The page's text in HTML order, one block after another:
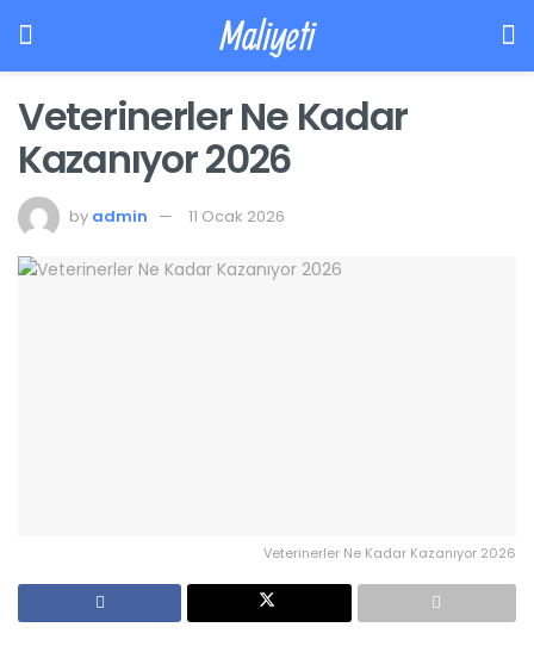
Maliyeti
Veterinerler Ne Kadar
Kazanıyor 2026
by admin 11 Ocak 2026
Veterinerler Ne Kadar Kazanıyor 2026